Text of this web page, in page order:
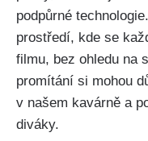
podpůrné
prostředí, kde se
filmu, bez ohledu na
promítání si mohou
v našem kavárně a
diváky.